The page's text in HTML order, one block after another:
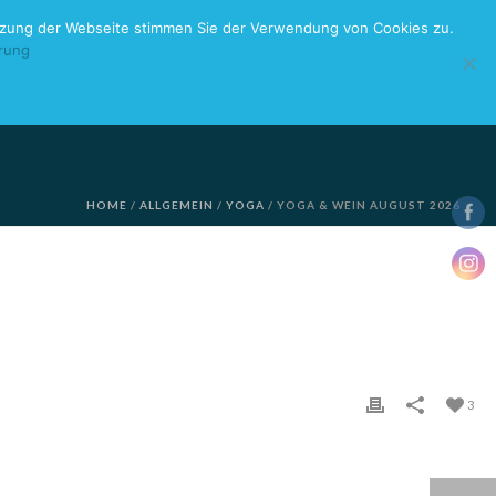
HOME / ALLGEMEIN / YOGA / YOGA & WEIN AUGUST 2026
3
der Webseite stimmen Sie der Verwendung von Cookies zu.